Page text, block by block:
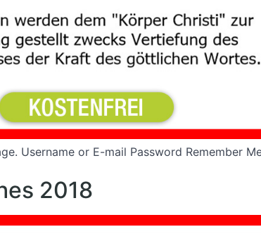
Username or E-mail Password Remember
2018